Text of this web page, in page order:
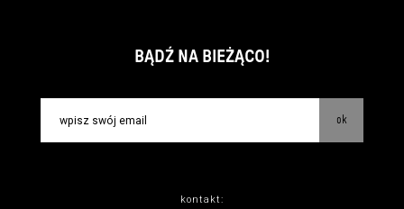
BĄDŹ NA BIEŻĄCO!
ok
kontakt: